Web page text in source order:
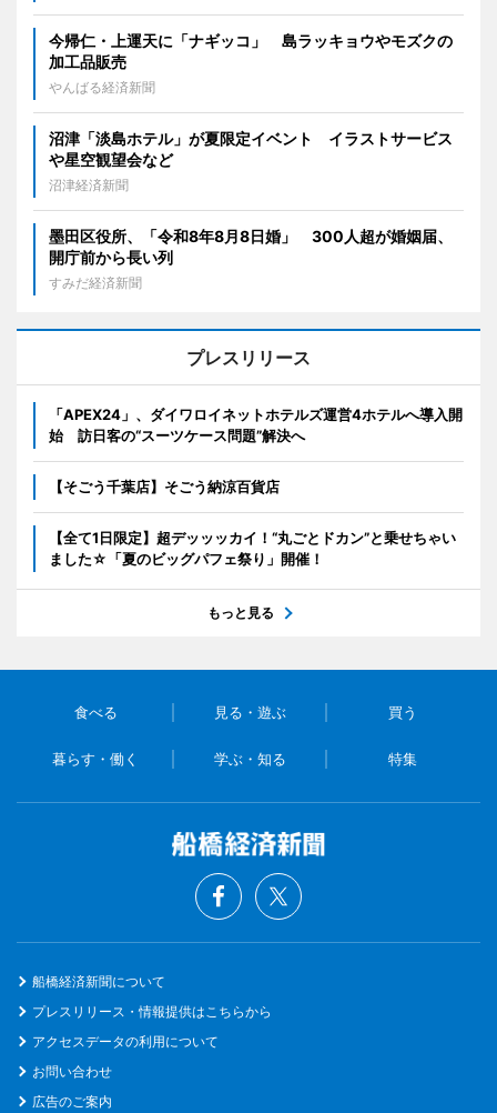
今帰仁・上運天に「ナギッコ」 島ラッキョウやモズクの
加工品販売
やんばる経済新聞
沼津「淡島ホテル」が夏限定イベント イラストサービス
や星空観望会など
沼津経済新聞
墨田区役所、「令和8年8月8日婚」 300人超が婚姻届、
開庁前から長い列
すみだ経済新聞
プレスリリース
「APEX24」、ダイワロイネットホテルズ運営4ホテルへ導入開
始 訪日客の“スーツケース問題”解決へ
【そごう千葉店】そごう納涼百貨店
【全て1日限定】超デッッッカイ！“丸ごとドカン”と乗せちゃい
ました☆「夏のビッグパフェ祭り」開催！
もっと見る
食べる 見る・遊ぶ 買う
暮らす・働く 学ぶ・知る 特集
船橋経済新聞について
プレスリリース・情報提供はこちらから
アクセスデータの利用について
お問い合わせ
広告のご案内